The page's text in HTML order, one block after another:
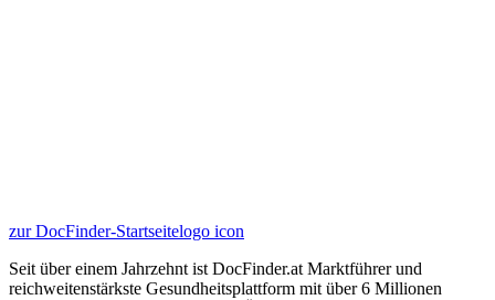
zur DocFinder-Startseitelogo icon
Seit über einem Jahrzehnt ist DocFinder.at Marktführer und
reichweitenstärkste Gesundheitsplattform mit über 6 Millionen